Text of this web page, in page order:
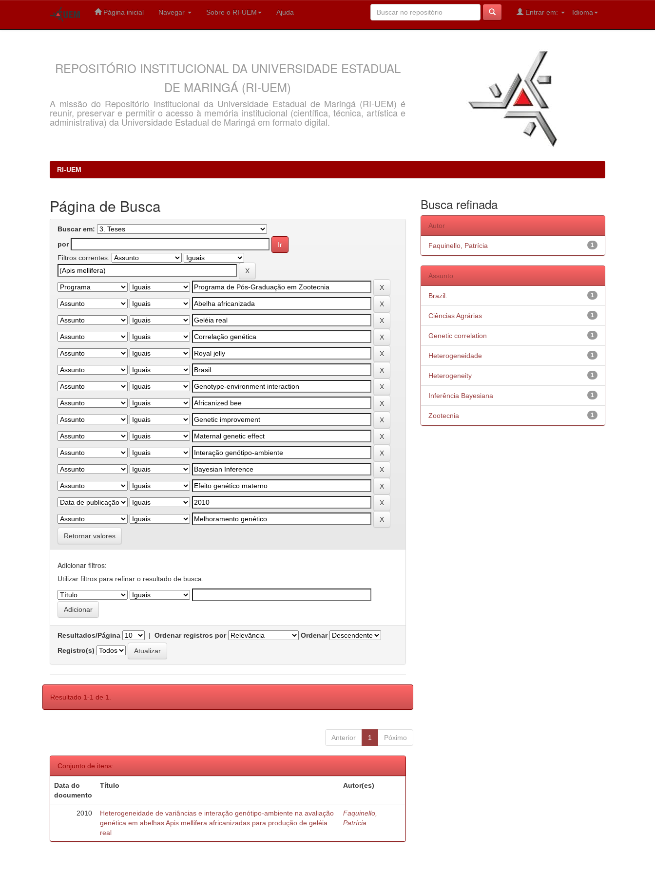
Página inicial Navegar Sobre o RI-UEM Ajuda Idioma
Entrar em:
REPOSITÓRIO INSTITUCIONAL DA UNIVERSIDADE ESTADUAL
DE MARINGÁ (RI-UEM)
A missão do Repositório Institucional da Universidade Estadual de Maringá (RI-UEM) é
reunir, preservar e permitir o acesso à memória institucional (científica, técnica, artística e
administrativa) da Universidade Estadual de Maringá em formato digital.
RI-UEM
Página de Busca
Buscar em:
por
Filtros correntes:
Retornar valores
Adicionar filtros:
Utilizar filtros para refinar o resultado de busca.
Resultados/Página | Ordenar registros por
Ordenar
Registro(s)
Resultado 1-1 de 1.
Anterior 1 Póximo
Conjunto de itens:
Data do
documento
Título Autor(es)
2010
Heterogeneidade de variâncias e interação genótipo-ambiente na avaliação
genética em abelhas Apis mellifera africanizadas para produção de geléia
real
Faquinello,
Patrícia
Busca refinada
Autor
1
Faquinello, Patrícia
Assunto
1
Brazil.
1
Ciências Agrárias
1
Genetic correlation
1
Heterogeneidade
1
Heterogeneity
1
Inferência Bayesiana
1
Zootecnia